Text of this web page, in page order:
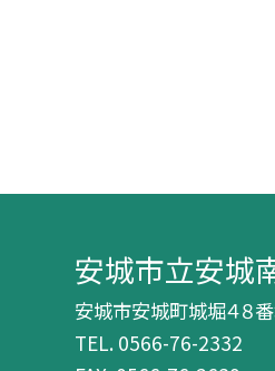
安城市立安城
安城市安城町城堀４８
TEL. 0566-76-2332